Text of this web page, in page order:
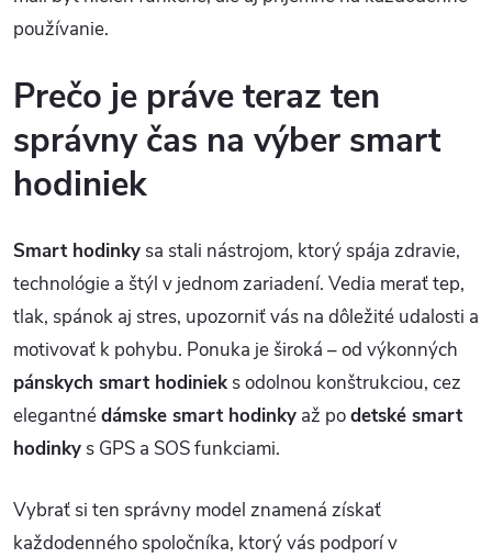
používanie.
Prečo je práve teraz ten
správny čas na výber smart
hodiniek
Smart hodinky sa stali nástrojom, ktorý spája zdravie,
technológie a štýl v jednom zariadení. Vedia merať tep,
tlak, spánok aj stres, upozorniť vás na dôležité udalosti a
motivovať k pohybu. Ponuka je široká – od výkonných
pánskych smart hodinieks odolnou konštrukciou, cez
elegantnédámske smart hodinky až podetské smart
hodinky s GPS a SOS funkciami.
Vybrať si ten správny model znamená získať
každodenného spoločníka, ktorý vás podporí v